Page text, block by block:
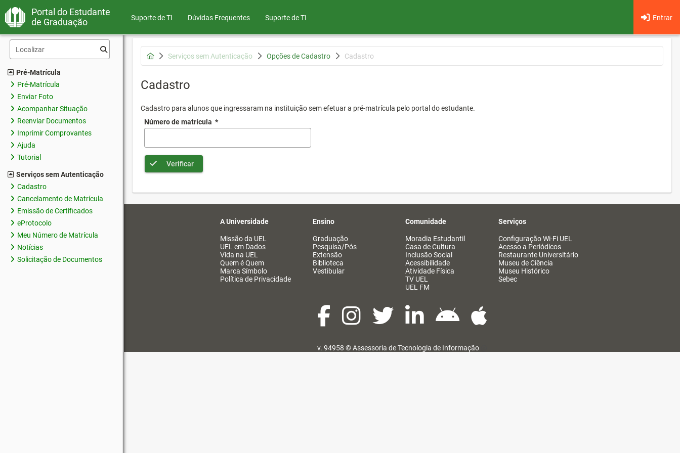
Portal do Estudante
de Graduação
Suporte de TI Dúvidas Frequentes Entrar
Suporte de TI
Pré-Matrícula
Pré-Matrícula
Enviar Foto
Acompanhar Situação
Reenviar Documentos
Imprimir Comprovantes
Ajuda
Tutorial
Serviços sem Autenticação
Cadastro
Cancelamento de Matrícula
Emissão de Certificados
eProtocolo
Meu Número de Matrícula
Notícias
Solicitação de Documentos
Serviços sem Autenticação Opções de Cadastro Cadastro
Cadastro
Cadastro para alunos que ingressaram na instituição sem efetuar a pré-matrícula pelo portal do estudante.
Número de matrícula *
Verificar
A Universidade
Missão da UEL
UEL em Dados
Vida na UEL
Quem é Quem
Marca Símbolo
Política de Privacidade
Ensino
Graduação
Pesquisa/Pós
Extensão
Biblioteca
Vestibular
Comunidade
Moradia Estudantil
Casa de Cultura
Inclusão Social
Acessibilidade
Atividade Física
TV UEL
UEL FM
Serviços
Configuração Wi-Fi UEL
Acesso a Periódicos
Restaurante Universitário
Museu de Ciência
Museu Histórico
Sebec
v. 94958 ©Assessoria de Tecnologia de Informação